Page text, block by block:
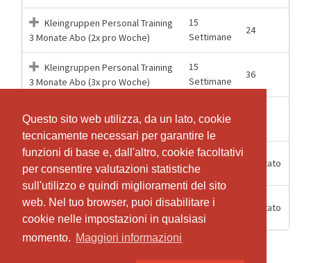
Questo sito web utilizza, da un lato, cookie
tecnicamente necessari per garantire le
funzioni di base e, dall'altro, cookie facoltativi
per consentire valutazioni statistiche
sull'utilizzo e quindi miglioramenti del sito
web. Nel tuo browser, puoi disabilitare i
cookie nelle impostazioni in qualsiasi
momento. Maggiori informazioni
Questo sito web utilizza, da un lato, cookie
tecnicamente necessari per garantire le
funzioni di base e, dall'altro, cookie facoltativi
per consentire valutazioni statistiche
sull'utilizzo e quindi miglioramenti del sito
web. Nel tuo browser, puoi disabilitare i
cookie nelle impostazioni in qualsiasi
momento. Maggiori informazioni
Kleingruppen Personal Training
3 Monate Abo (2x pro Woche)
15
Settimane
24
Kleingruppen Personal Training
3 Monate Abo (3x pro Woche)
15
Settimane
36
Kleingruppen Personal Training
/ 3x p. Woche
Settimane
Kleingruppen Personal Training
halbjahres Abo
6 Mesi Illimitato
Kleingruppen Personal Training
jahres Abo
12 Mesi Illimitato